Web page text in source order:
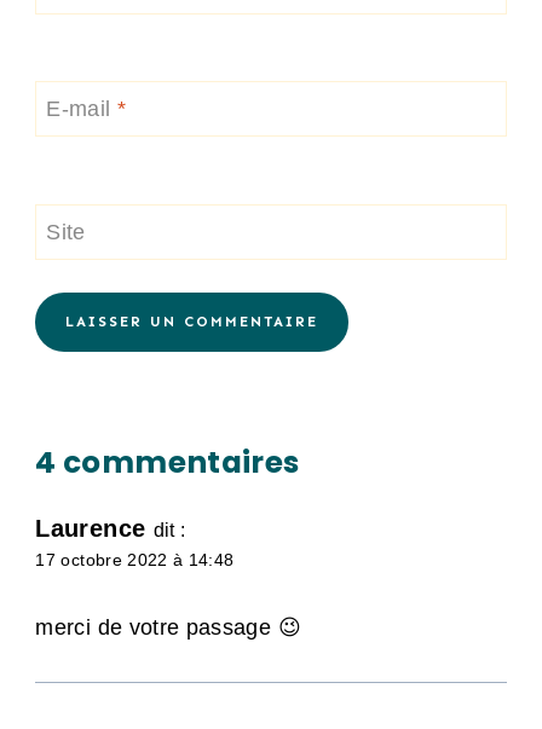
E-mail *
Site
4 commentaires
Laurence dit :
17 octobre 2022 à 14:48
merci de votre passage 😉